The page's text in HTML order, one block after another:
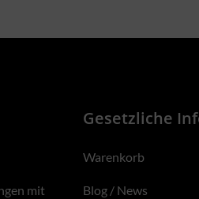
mit
Gesetzliche
Warenkorb
Blog / News